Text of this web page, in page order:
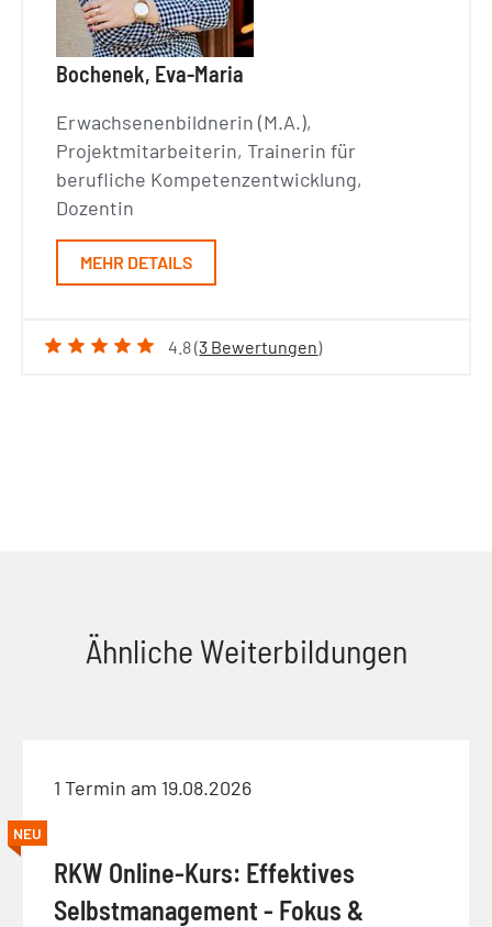
Bochenek, Eva-Maria
Erwachsenenbildnerin (M.A.),
Projektmitarbeiterin, Trainerin für
berufliche Kompetenzentwicklung,
Dozentin
MEHR DETAILS
4.8 (3 Bewertungen)
Ähnliche Weiterbildungen
1 Termin am 19.08.2026
NEU
RKW Online-Kurs: Effektives
Selbstmanagement - Fokus &